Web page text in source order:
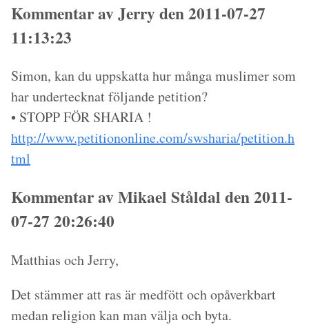
Kommentar av Jerry den 2011-07-27
11:13:23
Simon, kan du uppskatta hur många muslimer som
har undertecknat följande petition?
• STOPP FÖR SHARIA !
http://www.petitiononline.com/swsharia/petition.h
tml
Kommentar av Mikael Ståldal den 2011-
07-27 20:26:40
Matthias och Jerry,
Det stämmer att ras är medfött och opåverkbart
medan religion kan man välja och byta.